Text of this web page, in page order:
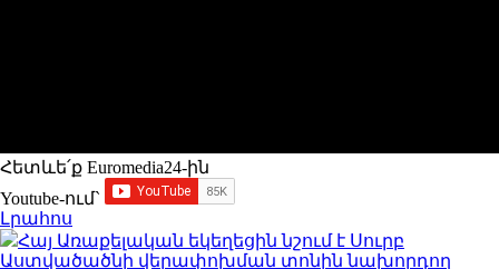
Հետևե՛ք Euromedia24-ին
Youtube-ում`
Լրահոս
Հայ Առաքելական եկեղեցին նշում է Սուրբ
Աստվածածնի վերափոխման տոնին նախորդող